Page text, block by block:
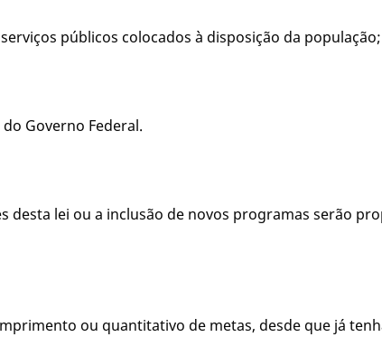
públicos colocados à disposição da população;
Governo Federal.
desta lei ou a inclusão de novos programas serão
ou quantitativo de metas, desde que já